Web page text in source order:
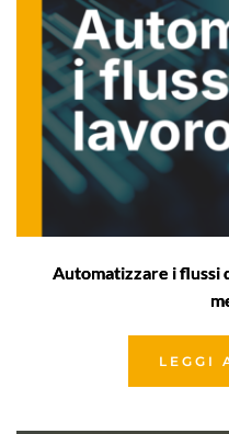
Automatizzare i flussi
LEGGI